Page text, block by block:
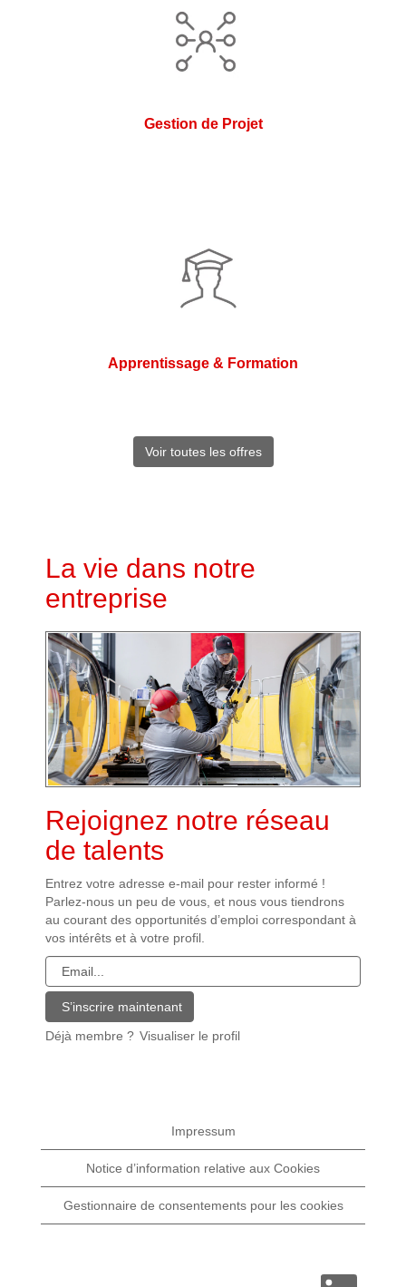
Gestion de Projet
Apprentissage & Formation
Voir toutes les offres
La vie dans notre
entreprise
Rejoignez notre réseau
de talents
Entrez votre adresse e-mail pour rester informé !
Parlez-nous un peu de vous, et nous vous tiendrons
au courant des opportunités d’emploi correspondant à
vos intérêts et à votre profil.
Déjà membre ? Visualiser le profil
Impressum
Notice d’information relative aux Cookies
Gestionnaire de consentements pour les cookies
S